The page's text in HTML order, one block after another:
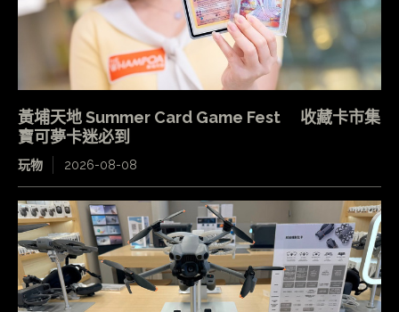
黃埔天地 Summer Card Game Fest 收藏卡市集
寶可夢卡迷必到
玩物 2026-08-08